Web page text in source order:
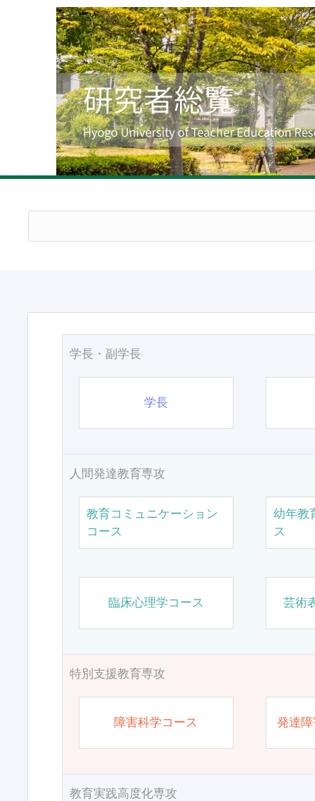
学長・副学長
学長
人間発達教育専攻
教育コミュニケーション
コース
幼年教
ス
臨床心理学コース 芸術
特別支援教育専攻
障害科学コース 発達
教育実践高度化専攻